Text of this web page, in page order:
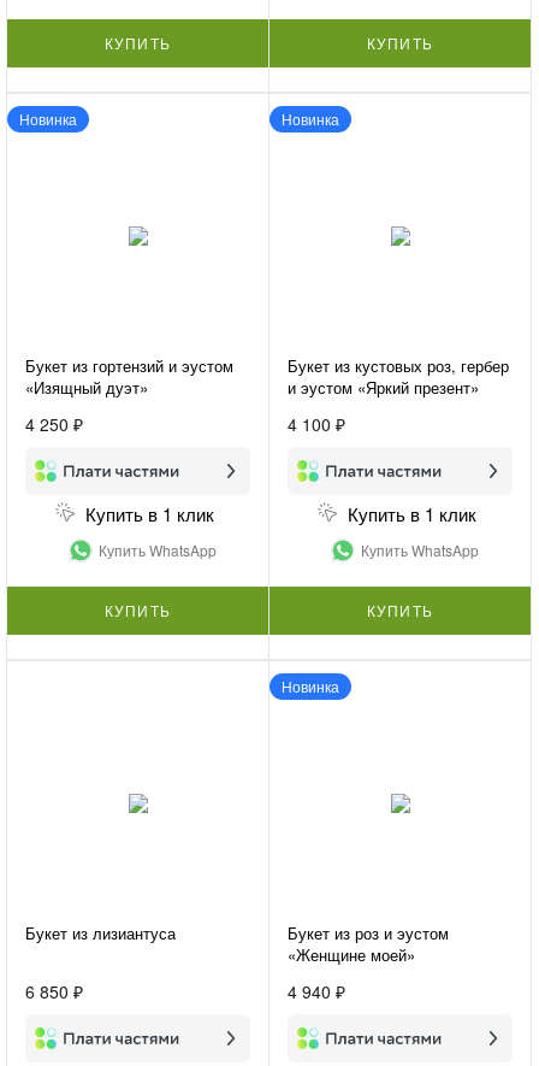
КУПИТЬ КУПИТЬ
Новинка
Букет из гортензий и эустом
«Изящный дуэт»
4 250 ₽
Купить в 1 клик
Купить WhatsApp
КУПИТЬ
Новинка
Букет из кустовых роз, гербер
и эустом «Яркий презент»
4 100 ₽
Купить в 1 клик
Купить WhatsApp
КУПИТЬ
Букет из лизиантуса
6 850 ₽
Новинка
Букет из роз и эустом
«Женщине моей»
4 940 ₽